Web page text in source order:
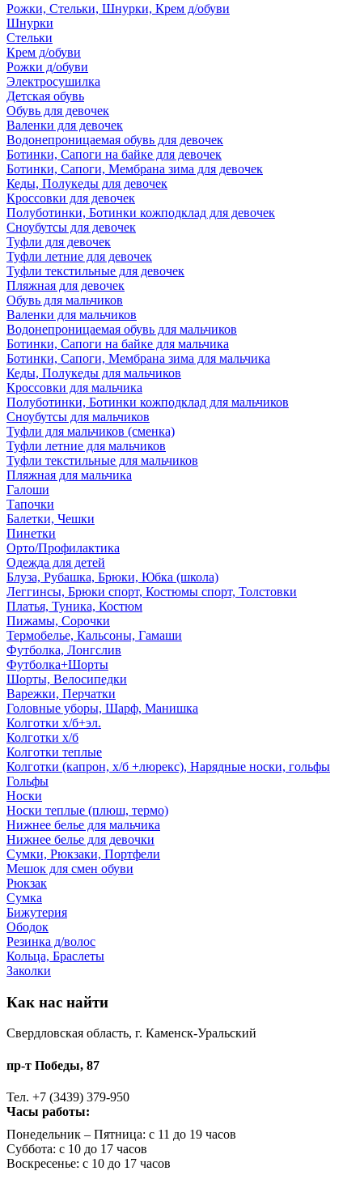
Рожки, Стельки, Шнурки, Крем д/обуви
Шнурки
Стельки
Крем д/обуви
Рожки д/обуви
Электросушилка
Детская обувь
Обувь для девочек
Валенки для девочек
Водонепроницаемая обувь для девочек
Ботинки, Сапоги на байке для девочек
Ботинки, Сапоги, Мембрана зима для девочек
Кеды, Полукеды для девочек
Кроссовки для девочек
Полуботинки, Ботинки кожподклад для девочек
Сноубутсы для девочек
Туфли для девочек
Туфли летние для девочек
Туфли текстильные для девочек
Пляжная для девочек
Обувь для мальчиков
Валенки для мальчиков
Водонепроницаемая обувь для мальчиков
Ботинки, Сапоги на байке для мальчика
Ботинки, Сапоги, Мембрана зима для мальчика
Кеды, Полукеды для мальчиков
Кроссовки для мальчика
Полуботинки, Ботинки кожподклад для мальчиков
Сноубутсы для мальчиков
Туфли для мальчиков (сменка)
Туфли летние для мальчиков
Туфли текстильные для мальчиков
Пляжная для мальчика
Галоши
Тапочки
Балетки, Чешки
Пинетки
Орто/Профилактика
Одежда для детей
Блуза, Рубашка, Брюки, Юбка (школа)
Леггинсы, Брюки спорт, Костюмы спорт, Толстовки
Платья, Туника, Костюм
Пижамы, Сорочки
Термобелье, Кальсоны, Гамаши
Футболка, Лонгслив
Футболка+Шорты
Шорты, Велосипедки
Варежки, Перчатки
Головные уборы, Шарф, Манишка
Колготки х/б+эл.
Колготки х/б
Колготки теплые
Колготки (капрон, х/б +люрекс), Нарядные носки, гольфы
Гольфы
Носки
Носки теплые (плюш, термо)
Нижнее белье для мальчика
Нижнее белье для девочки
Сумки, Рюкзаки, Портфели
Мешок для смен обуви
Рюкзак
Сумка
Бижутерия
Ободок
Резинка д/волос
Кольца, Браслеты
Заколки
Как нас найти
Свердловская область, г. Каменск-Уральский
пр-т Победы, 87
Тел. +7 (3439) 379-950
Часы работы:
Понедельник – Пятница: с 11 до 19 часов
Суббота: с 10 до 17 часов
Воскресенье: с 10 до 17 часов